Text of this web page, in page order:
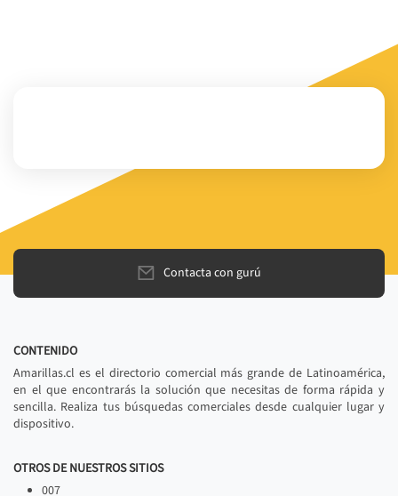
Contacta con gurú
CONTENIDO
Amarillas.cl es el directorio comercial más grande de Latinoamérica,
en el que encontrarás la solución que necesitas de forma rápida y
sencilla. Realiza tus búsquedas comerciales desde cualquier lugar y
dispositivo.
OTROS DE NUESTROS SITIOS
007